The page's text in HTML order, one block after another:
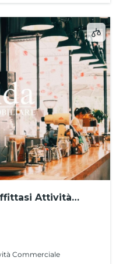
Attività
Commerciale